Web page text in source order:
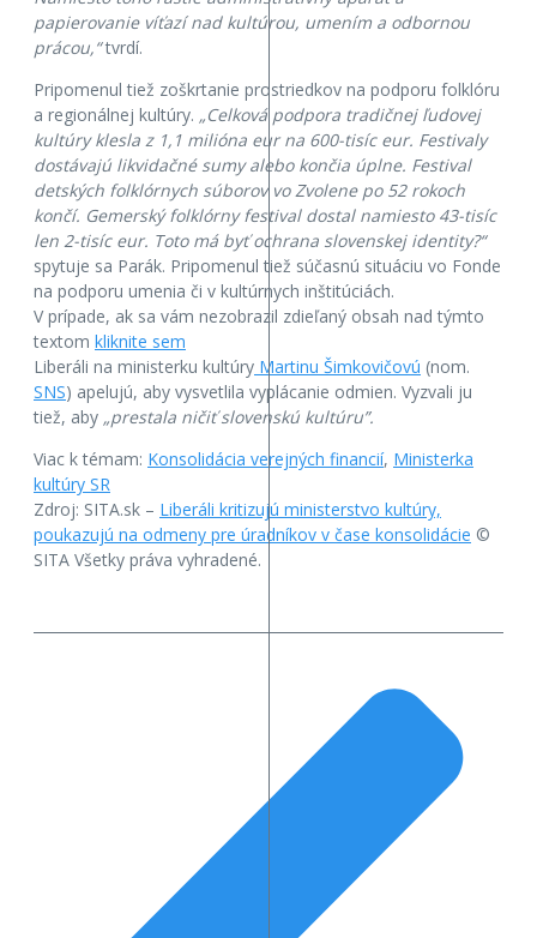
papierovanie víťazí nad kultúrou, umením a odbornou
prácou,“tvrdí.
Pripomenul tiež zoškrtanie prostriedkov na podporu folklóru
a regionálnej kultúry. „Celková podpora tradičnej ľudovej
kultúry klesla z 1,1 milióna eur na 600-tisíc eur. Festivaly
dostávajú likvidačné sumy alebo končia úplne. Festival
detských folklórnych súborov vo Zvolene po 52 rokoch
končí. Gemerský folklórny festival dostal namiesto 43-tisíc
len 2-tisíc eur. Toto má byť ochrana slovenskej identity?“
spytuje sa Parák. Pripomenul tiež súčasnú situáciu vo Fonde
na podporu umenia či v kultúrnych inštitúciách.
V prípade, ak sa vám nezobrazil zdieľaný obsah nad týmto
textom kliknite sem
Liberáli na ministerku kultúry Martinu Šimkovičovú (nom.
SNS) apelujú, aby vysvetlila vyplácanie odmien. Vyzvali ju
tiež, aby „prestala ničiť slovenskú kultúru”.
Viac k témam: Konsolidácia verejných financií, Ministerka
kultúry SR
Zdroj: SITA.sk – Liberáli kritizujú ministerstvo kultúry,
poukazujú na odmeny pre úradníkov v čase konsolidácie ©
SITA Všetky práva vyhradené.